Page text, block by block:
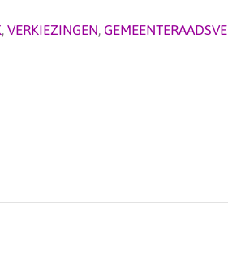
, VERKIEZINGEN,